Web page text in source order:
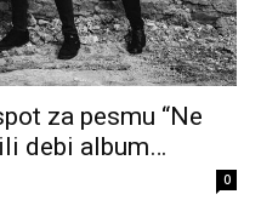
za pesmu “Ne
debi album…
0